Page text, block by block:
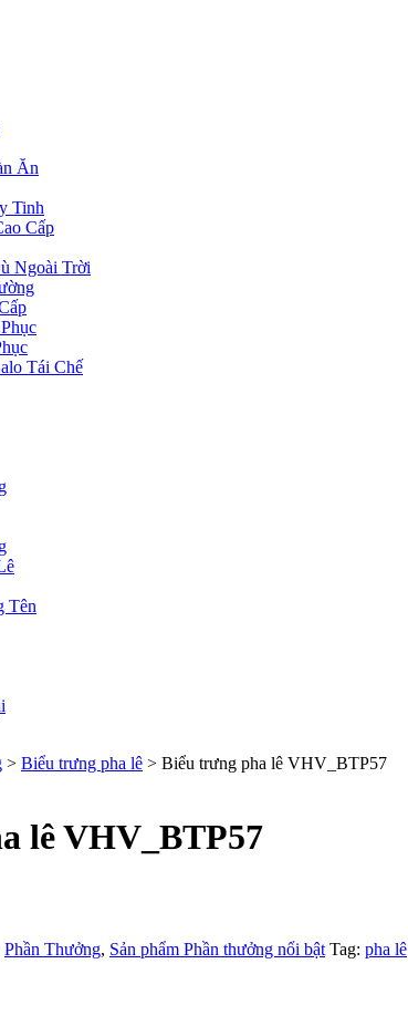
Ăn
Tinh
Cấp
Ngoài Trời
Tái Chế
Tên
> Biểu trưng pha lê > Biểu trưng pha lê VHV_BTP57
lê VHV_BTP57
Phần Thưởng, Sản phẩm Phần thưởng nổi bật Tag: pha lê